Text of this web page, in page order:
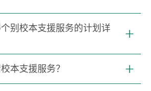
别校本支援服务的计划详
本支援服务？